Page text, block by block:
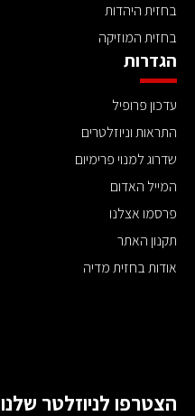
בחזית היהדות
בחזית המוזיקה
הגדרות
עדכון פרופיל
התראות וניוזלטרים
שדרוג למנוי פרימיום
המייל האדום
פרסמו אצלנו
תקנון האתר
אודות בחזית מדיה
הצטרפו לניוזלטר שלנו